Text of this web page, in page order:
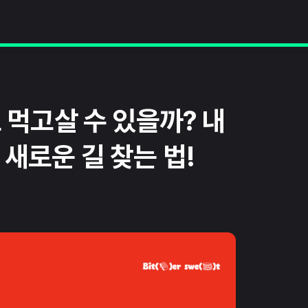
고살 수 있을까? 내
로운 길 찾는 법!